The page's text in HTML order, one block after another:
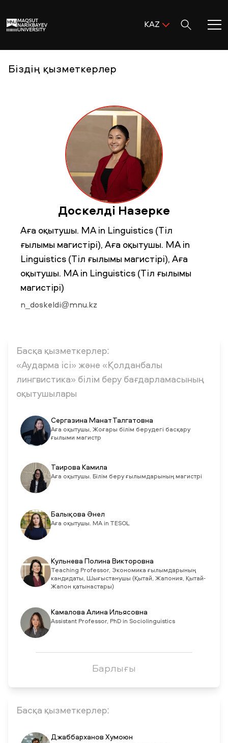
KAZ
Басты бет
Академиялық өмір
Зерттеу және ғылым
Оқуға қабылдау және қолдау
MNU тынысы
ЖАҢАЛЫҚТАРБАҚ БІЗ ТУРАЛЫЖҰМЫС ОРЫНДАРЫ ҚЫЗМЕТКЕРЛЕР
ТҮЛЕКТЕР ENDOWMENT
ENG KAZ RUS
Біздің қызметкерлер
Доскелді Назерке
Аға оқытушы. MA in Linguistics (Тіл
ғылымы магистірі), Аға оқытушы. MA in
Linguistics (Тіл ғылымы магистірі), Аға
оқытушы. MA in Linguistics (Тіл ғылымы
магистірі)
n_doskeldi@mnu.kz
Басқа қызметкерлер:
«Аударма ісі» және «Қолданбалы
лингвистика» білім беру бағдарламасының
оқытушылары
Сергазина Манат Талгатовна
Аға оқытушы, Жоғары білім берудегі басқару
ғылыми магистр
Таирова Камила
Аға оқытушы. Білім беру ғылымдарының магистрі
Балықова Әнел
Аға оқытушы. MA in TESOL
Кульнева Полина Викторовна
Teaching Professor, Экономика ғылымдарының
кандидаты, Шығыстанушы (Қытай, Жапония, Қытай-
Жапон қатынастары)
Камалова Алина Ильясовна
Assistant Professor, PhD in Sociolinguistics
Барлығы
Басқа қызметкерлер:
Джаббарханов Хумоюн